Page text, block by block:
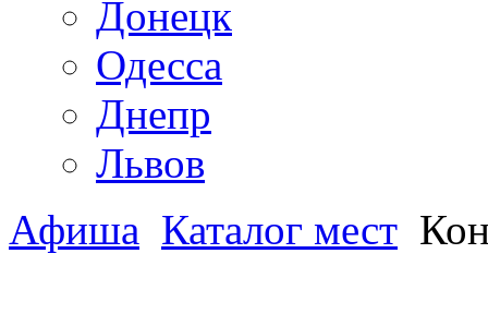
Донецк
Одесса
Днепр
Львов
Афиша Каталог мест